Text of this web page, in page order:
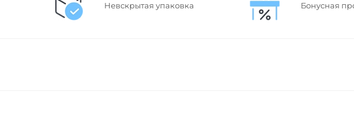
Невскрытая упаковка Бонусная